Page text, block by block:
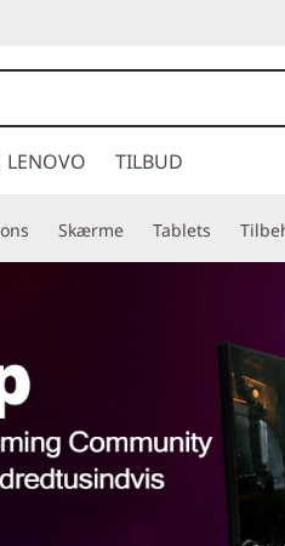
LENOVO TILBUD
Skærme Tablets